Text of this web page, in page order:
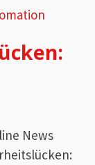
News